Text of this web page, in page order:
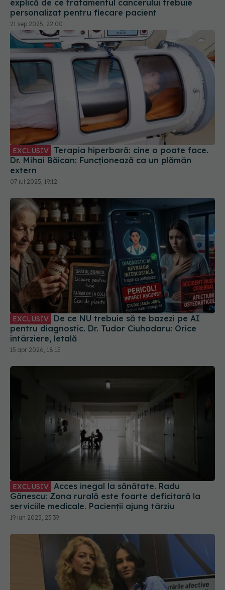
explică de ce tratamentul cancerului trebuie
personalizat pentru fiecare pacient
21 sep 2025, 22:00
EXCLUSIV
Dr. Mihai Băican: Funcționează ca un plămân
extern
07 iul 2025, 19:12
EXCLUSIV
pentru diagnostic. Dr. Tudor Ciuhodaru: Orice
întârziere, letală
15 apr 2026, 18:15
EXCLUSIV
Gănescu: Zona rurală este foarte deficitară la
serviciile medicale. Pacienții ajung târziu
19 iun 2025, 23:39